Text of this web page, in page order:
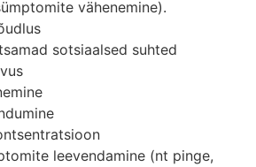
vähenemine).
sotsiaalsed suhted
leevendamine (nt pinge,